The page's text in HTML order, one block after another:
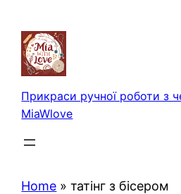
вмісту
Прикраси ручної роботи з
MiaWlove
Home »татінг з бісером